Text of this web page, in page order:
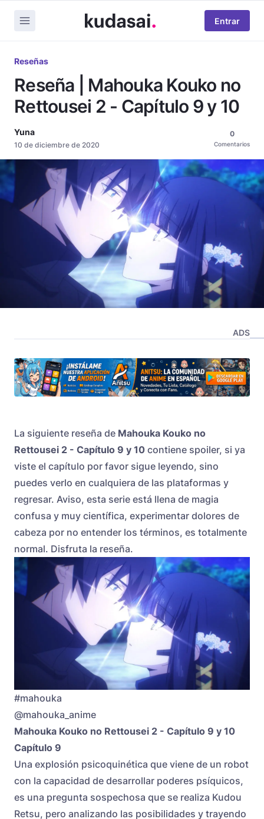
Entrar
Reseñas
Reseña | Mahouka Kouko no
Rettousei 2 - Capítulo 9 y 10
Yuna
10 de diciembre de 2020
0
Comentarios
ADS
La siguiente reseña de Mahouka Kouko no
Rettousei 2 - Capítulo 9 y 10 contiene spoiler, si ya
viste el capítulo por favor sigue leyendo, sino
puedes verlo en cualquiera de las plataformas y
regresar. Aviso, esta serie está llena de magia
confusa y muy científica, experimentar dolores de
cabeza por no entender los términos, es totalmente
normal. Disfruta la reseña.
#mahouka
@mahouka_anime
Mahouka Kouko no Rettousei 2 - Capítulo 9 y 10
Capítulo 9
Una explosión psicoquinética que viene de un robot
con la capacidad de desarrollar poderes psíquicos,
es una pregunta sospechosa que se realiza Kudou
Retsu, pero analizando las posibilidades y trayendo